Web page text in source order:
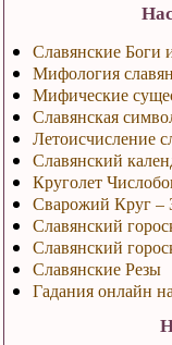
Славянские Боги
Мифология славян
Мифические
Славянская
Летоисчисление
Славянский
Круголет
Сварожий Круг –
Славянский
Славянский
Славянские Резы
Гадания онлайн